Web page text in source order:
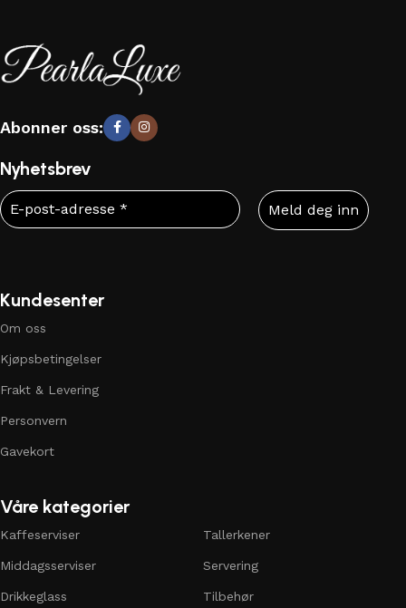
Abonner oss:
Nyhetsbrev
Kundesenter
Om oss
Kjøpsbetingelser
Frakt & Levering
Personvern
Gavekort
Våre kategorier
Kaffeserviser
Middagsserviser
Drikkeglass
Tallerkener
Servering
Tilbehør